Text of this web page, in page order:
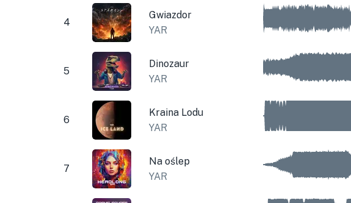
4
Gwiazdor
YAR
5
Dinozaur
YAR
6
Kraina Lodu
YAR
7
Na oślep
YAR